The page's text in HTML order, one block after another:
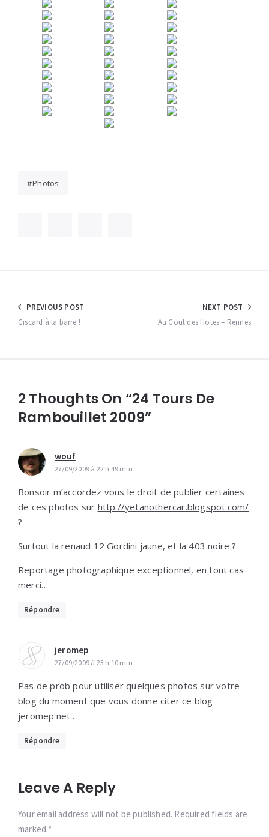
Photos
Navigation
de
PREVIOUS POST
Giscard à la barre !
NEXT POST
Au Gout des Hotes – Rennes
2 Thoughts On “24 Tours De
Rambouillet 2009”
wouf
27/09/2009 à 22 h 49 min
Bonsoir m’accordez vous le droit de publier certaines
de ces photos sur http://yetanothercar.blogspot.com/
?
Surtout la renaud 12 Gordini jaune, et la 403 noire ?
Reportage photographique exceptionnel, en tout cas
merci…
Répondre
jeromep
27/09/2009 à 23 h 10 min
Pas de prob pour utiliser quelques photos sur votre
blog du moment que vous donne citer ce blog
jeromep.net .
Répondre
Leave A Reply
Your email address will not be published. Required fields are
marked *